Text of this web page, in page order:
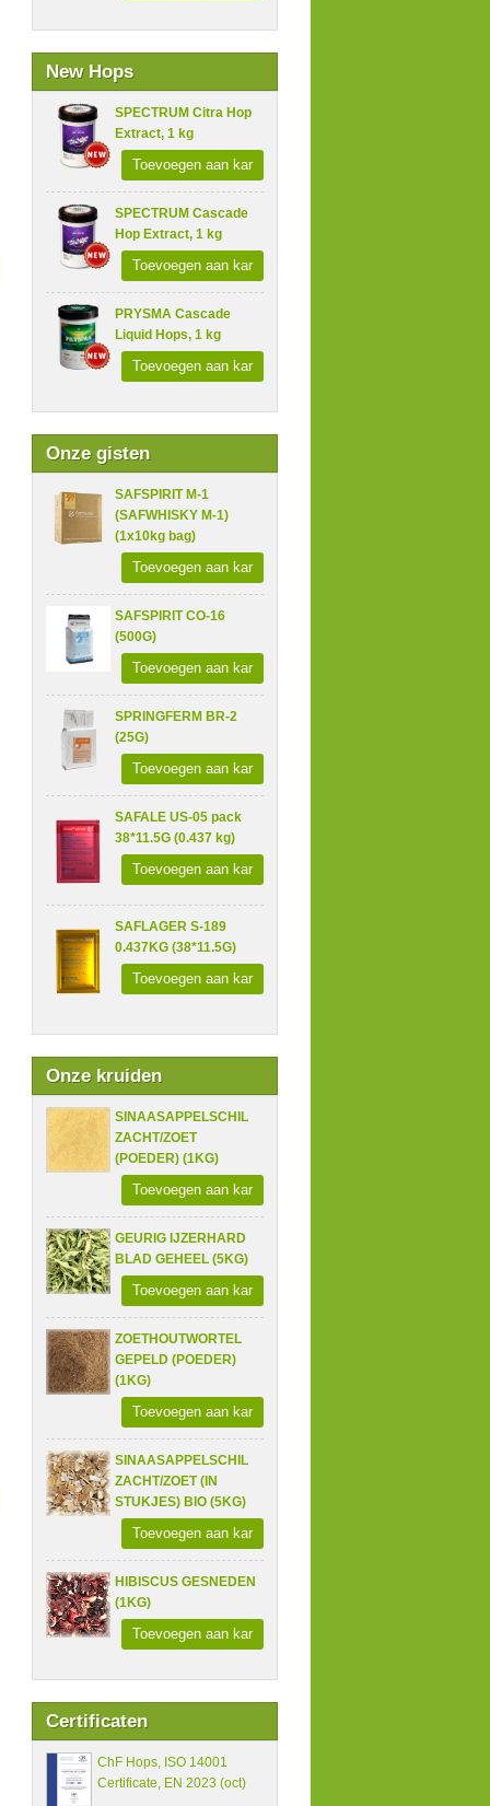
New Hops
SPECTRUM Citra Hop
Extract, 1 kg
Toevoegen aan kar
SPECTRUM Cascade
Hop Extract, 1 kg
Toevoegen aan kar
PRYSMA Cascade
Liquid Hops, 1 kg
Toevoegen aan kar
Onze gisten
SAFSPIRIT M-1
(SAFWHISKY M-1)
(1x10kg bag)
Toevoegen aan kar
SAFSPIRIT CO-16
(500G)
Toevoegen aan kar
SPRINGFERM BR-2
(25G)
Toevoegen aan kar
SAFALE US-05 pack
38*11.5G (0.437 kg)
Toevoegen aan kar
SAFLAGER S-189
0.437KG (38*11.5G)
Toevoegen aan kar
Onze kruiden
SINAASAPPELSCHIL
ZACHT/ZOET
(POEDER) (1KG)
Toevoegen aan kar
GEURIG IJZERHARD
BLAD GEHEEL (5KG)
Toevoegen aan kar
ZOETHOUTWORTEL
GEPELD (POEDER)
(1KG)
Toevoegen aan kar
SINAASAPPELSCHIL
ZACHT/ZOET (IN
STUKJES) BIO (5KG)
Toevoegen aan kar
HIBISCUS GESNEDEN
(1KG)
Toevoegen aan kar
Certificaten
ChF Hops, ISO 14001
Certificate, EN 2023 (oct)